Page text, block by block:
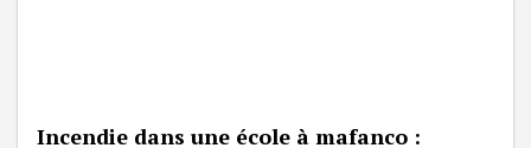
Incendie dans une école à mafanco :